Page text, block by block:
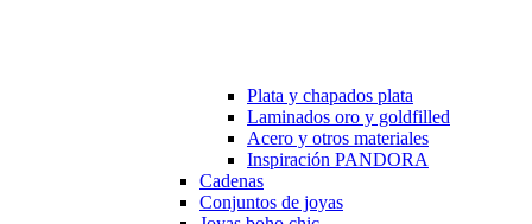
Plata y chapados plata
Laminados oro y goldfilled
Acero y otros materiales
Inspiración PANDORA
Cadenas
Conjuntos de joyas